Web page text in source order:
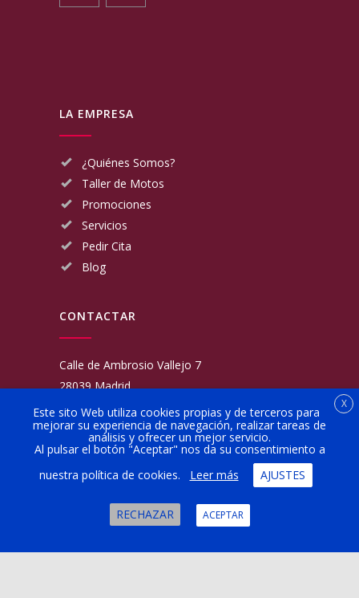
LA EMPRESA
¿Quiénes Somos?
Taller de Motos
Promociones
Servicios
Pedir Cita
Blog
CONTACTAR
Calle de Ambrosio Vallejo 7
28039 Madrid
Fijo:
913 117 462
Movil:
676 566 970
administracion@talleresgarciamartinezehijos.com
Lun a Vier:
9:00 a 14:00
16:00 a 20:00
X
Este sito Web utiliza cookies propias y de terceros para
mejorar su experiencia de navegación, realizar tareas de
análisis y ofrecer un mejor servicio.
Al pulsar el botón "Aceptar" nos da su consentimiento a
nuestra política de cookies.
Leer más AJUSTES
RECHAZAR ACEPTAR